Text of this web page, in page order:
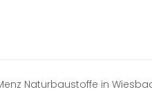
Naturbaustoffe in